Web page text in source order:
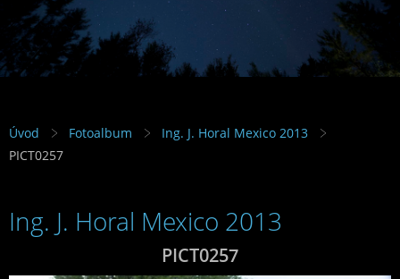
Úvod Fotoalbum
Ing. J. Horal Mexico 2013
PICT0257
Ing. J. Horal Mexico 2013
PICT0257